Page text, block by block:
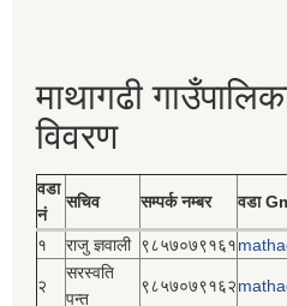
माथागढी
विवरण
वडा
नं
सचिव सम्पर्क नम्बर वडा
१ राजु ज्ञवाली ९८५७०७९१६१
२
सरस्वति
पन्त
९८५७०७९१६२